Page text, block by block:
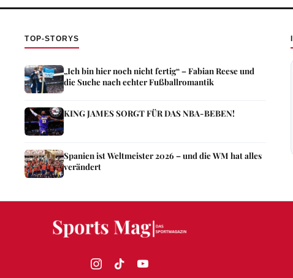
TOP-STORYS
„Ich bin hier noch nicht fertig“ – Fabian Reese und
die Suche nach echter Fußballromantik
KING JAMES SORGT FÜR DAS NBA-BEBEN!
Spanien ist Weltmeister 2026 – und die WM hat alles
verändert